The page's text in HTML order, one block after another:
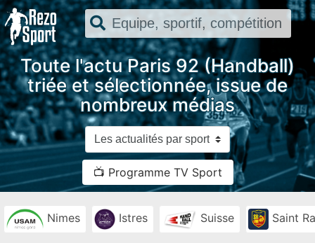
Toute l'actu Paris 92 (Handball)
triée et sélectionnée, issue de
nombreux médias
📺 Programme TV Sport
Nimes Istres Suisse Saint